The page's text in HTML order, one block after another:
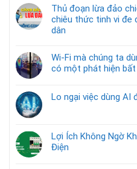
Thủ đoạn lừa đảo
chiêu thức tinh vi đe
dân
Wi-Fi mà chúng ta
có một phát hiện
Lo ngại việc dùng AI
Lợi Ích Không Ngờ
Điện